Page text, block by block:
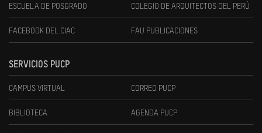
ESCUELA DE POSGRADO COLEGIO DE ARQUITECTOS DEL PERÚ
FACEBOOK DEL CIAC FAU PUBLICACIONES
SERVICIOS PUCP
CAMPUS VIRTUAL CORREO PUCP
BIBLIOTECA AGENDA PUCP